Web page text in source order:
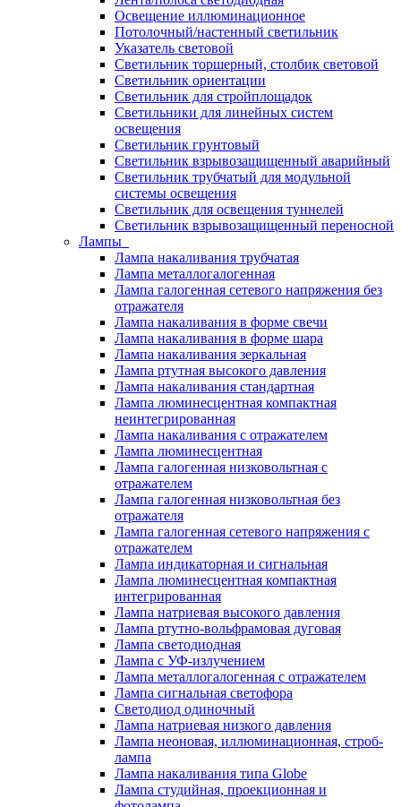
Освещение иллюминационное
Потолочный/настенный светильник
Указатель световой
Светильник торшерный, столбик световой
Светильник ориентации
Светильник для стройплощадок
Светильники для линейных систем
освещения
Светильник грунтовый
Светильник взрывозащищенный аварийный
Светильник трубчатый для модульной
системы освещения
Светильник для освещения туннелей
Светильник взрывозащищенный переносной
Лампы
Лампа накаливания трубчатая
Лампа металлогалогенная
Лампа галогенная сетевого напряжения без
отражателя
Лампа накаливания в форме свечи
Лампа накаливания в форме шара
Лампа накаливания зеркальная
Лампа ртутная высокого давления
Лампа накаливания стандартная
Лампа люминесцентная компактная
неинтегрированная
Лампа накаливания с отражателем
Лампа люминесцентная
Лампа галогенная низковольтная с
отражателем
Лампа галогенная низковольтная без
отражателя
Лампа галогенная сетевого напряжения с
отражателем
Лампа индикаторная и сигнальная
Лампа люминесцентная компактная
интегрированная
Лампа натриевая высокого давления
Лампа ртутно-вольфрамовая дуговая
Лампа светодиодная
Лампа с УФ-излучением
Лампа металлогалогенная с отражателем
Лампа сигнальная светофора
Светодиод одиночный
Лампа натриевая низкого давления
Лампа неоновая, иллюминационная, строб-
лампа
Лампа накаливания типа Globe
Лампа студийная, проекционная и